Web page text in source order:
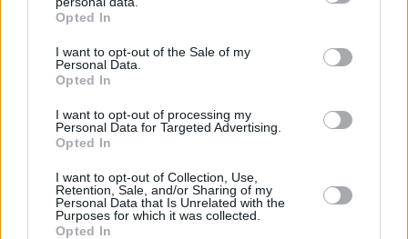
grant or deny consent to Google and its third-party tags to
use your data for below specified purposes in below Google
consent section.
Opted In
I want to opt-out of the Sale of my
Personal Data.
Opted In
I want to opt-out of processing my
Personal Data for Targeted Advertising.
Opted In
I want to opt-out of Collection, Use,
Retention, Sale, and/or Sharing of my
Personal Data that Is Unrelated with the
Purposes for which it was collected.
Opted In
Κάτι αλλάζει στον χάρτη της πανεπιστημιακής εκπαίδευσης
στην Ελλάδα
03.08.2026, 11:06
30.07.2026, 15:25